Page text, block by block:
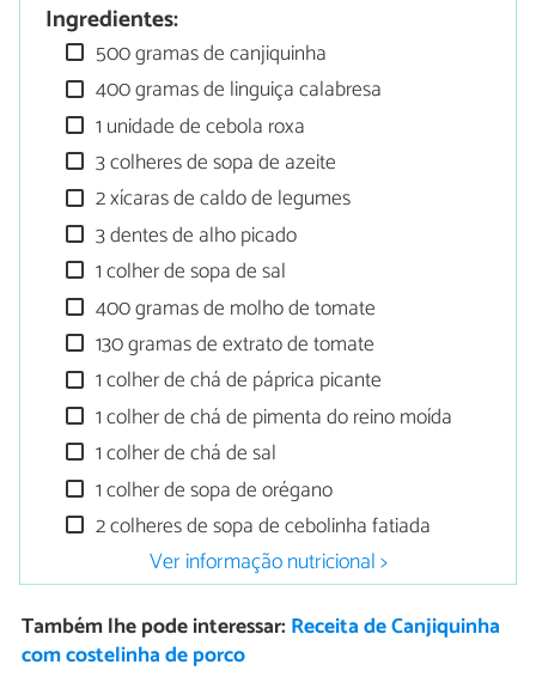
Ingredientes:
500 gramas de canjiquinha
400 gramas de linguiça calabresa
1 unidade de cebola roxa
3 colheres de sopa de azeite
2 xícaras de caldo de legumes
3 dentes de alho picado
1 colher de sopa de sal
400 gramas de molho de tomate
130 gramas de extrato de tomate
1 colher de chá de páprica picante
1 colher de chá de pimenta do reino moída
1 colher de chá de sal
1 colher de sopa de orégano
2 colheres de sopa de cebolinha fatiada
Ver informação nutricional >
Também lhe pode interessar: Receita de Canjiquinha
com costelinha de porco